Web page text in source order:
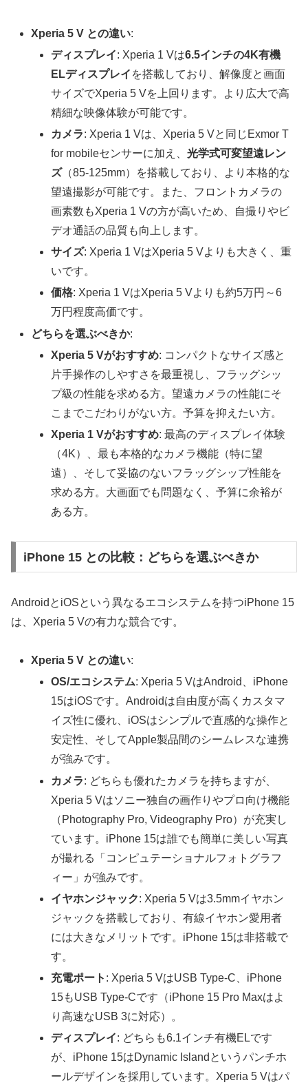
Xperia 5 V との違い:
ディスプレイ: Xperia 1 Vは6.5インチの4K有機
ELディスプレイ を搭載しており、解像度と画面
サイズでXperia 5 Vを上回ります。より広大で高
精細な映像体験が可能です。
カメラ: Xperia 1 Vは、Xperia 5 Vと同じExmor T
for mobileセンサーに加え、光学式可変望遠レン
ズ（85-125mm）を搭載しており、より本格的な
望遠撮影が可能です。また、フロントカメラの
画素数もXperia 1 Vの方が高いため、自撮りやビ
デオ通話の品質も向上します。
サイズ: Xperia 1 VはXperia 5 Vよりも大きく、重
いです。
価格: Xperia 1 VはXperia 5 Vよりも約5万円～6
万円程度高価です。
どちらを選ぶべきか:
Xperia 5 Vがおすすめ: コンパクトなサイズ感と
片手操作のしやすさを最重視し、フラッグシッ
プ級の性能を求める方。望遠カメラの性能にそ
こまでこだわりがない方。予算を抑えたい方。
Xperia 1 Vがおすすめ: 最高のディスプレイ体験
（4K）、最も本格的なカメラ機能（特に望
遠）、そして妥協のないフラッグシップ性能を
求める方。大画面でも問題なく、予算に余裕が
ある方。
iPhone 15 との比較：どちらを選ぶべきか
AndroidとiOSという異なるエコシステムを持つiPhone 15
は、Xperia 5 Vの有力な競合です。
Xperia 5 V との違い:
OS/エコシステム: Xperia 5 VはAndroid、iPhone
15はiOSです。Androidは自由度が高くカスタマ
イズ性に優れ、iOSはシンプルで直感的な操作と
安定性、そしてApple製品間のシームレスな連携
が強みです。
カメラ: どちらも優れたカメラを持ちますが、
Xperia 5 Vはソニー独自の画作りやプロ向け機能
（Photography Pro, Videography Pro）が充実し
ています。iPhone 15は誰でも簡単に美しい写真
が撮れる「コンピュテーショナルフォトグラフ
ィー」が強みです。
イヤホンジャック: Xperia 5 Vは3.5mmイヤホン
ジャックを搭載しており、有線イヤホン愛用者
には大きなメリットです。iPhone 15は非搭載で
す。
充電ポート : Xperia 5 VはUSB Type-C、iPhone
15もUSB Type-Cです（iPhone 15 Pro Maxはよ
り高速なUSB 3に対応）。
ディスプレイ: どちらも6.1インチ有機ELです
が、iPhone 15はDynamic Islandというパンチホ
ールデザインを採用しています。Xperia 5 Vはパ